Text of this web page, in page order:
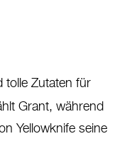
tolle Zutaten für
Grant, während
Yellowknife seine